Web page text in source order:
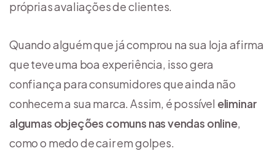
próprias avaliações de clientes.
Quando alguém que já comprou na sua loja afirma
que teve uma boa experiência, isso gera
confiança para consumidores que ainda não
conhecem a sua marca. Assim, é possível eliminar
algumas objeções comuns nasvendas online,
como o medo de cair em golpes.